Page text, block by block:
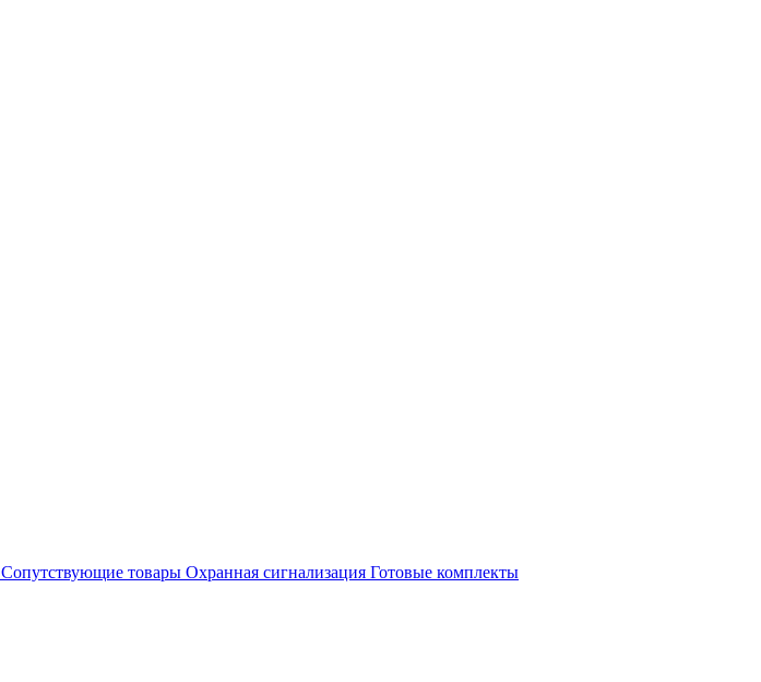
Сопутствующие товары Охранная сигнализация Готовые комплекты